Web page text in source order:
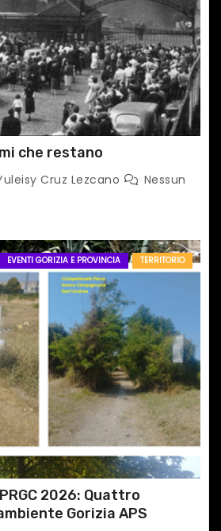
che restano
Cruz Lezcano
Nessun
EVENTI GORIZIA E PROVINCIA TERRITORIO
2026: Quattro
Gorizia APS